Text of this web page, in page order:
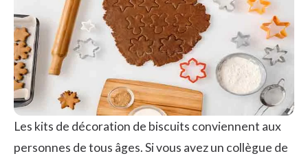
Les kits de décoration de biscuits conviennent aux
personnes de tous âges. Si vous avez un collègue de